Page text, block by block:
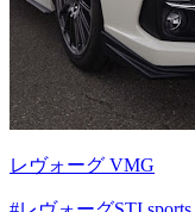
レヴォーグ VMG